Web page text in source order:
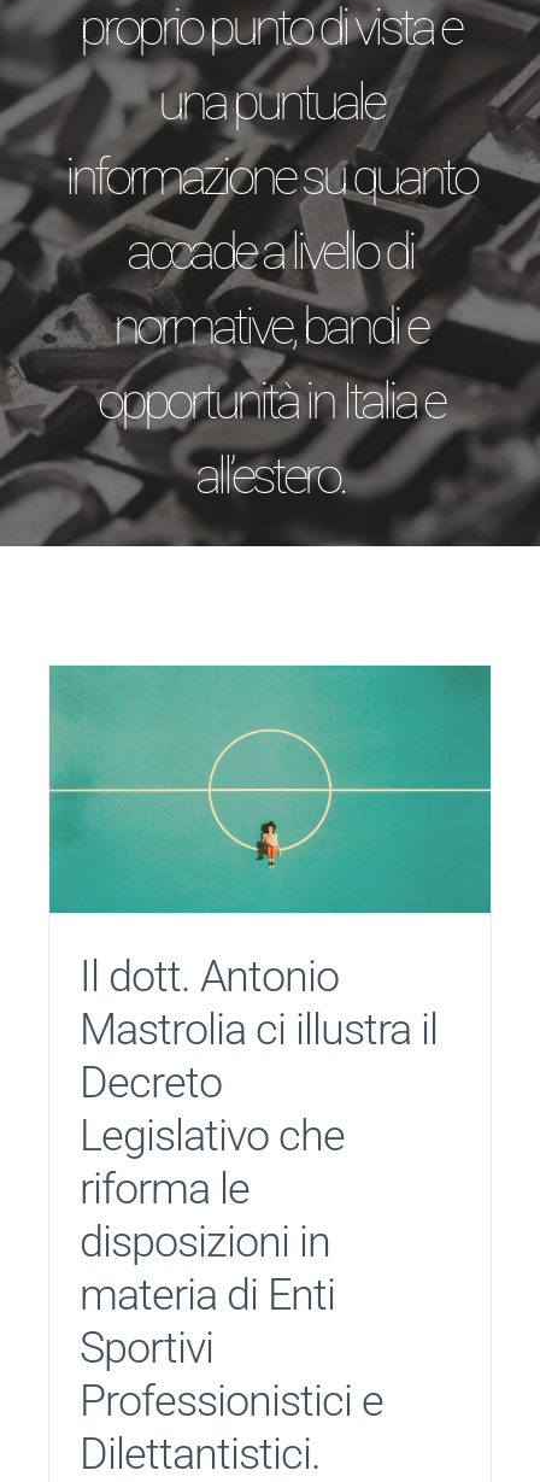
proprio punto di vista e
una puntuale
informazione su quanto
accade a livello di
normative, bandi e
opportunità in Italia e
all’estero.
Il dott. Antonio
Mastrolia ci illustra il
Decreto
Legislativo che
riforma le
disposizioni in
materia di Enti
Sportivi
Professionistici e
Dilettantistici.